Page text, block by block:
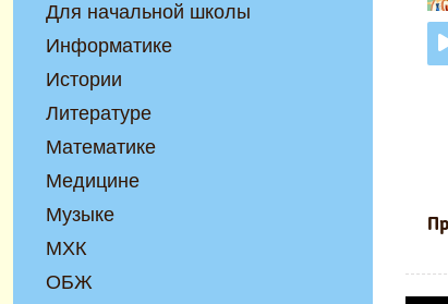
Для начальной школы
Информатике
Истории
Литературе
Математике
Медицине
Музыке
МХК
ОБЖ